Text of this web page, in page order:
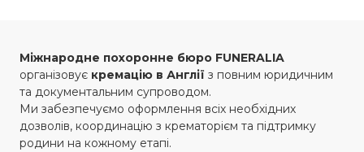
Міжнародне похоронне бюро FUNERALIA
організовує кремацію в Англії з повним юридичним
та документальним супроводом.
Ми забезпечуємо оформлення всіх необхідних
дозволів, координацію з крематорієм та підтримку
родини на кожному етапі.